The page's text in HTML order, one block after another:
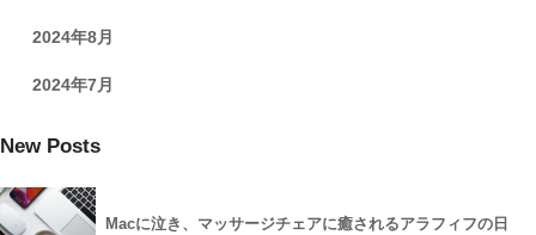
2024年8月
2024年7月
New Posts
Macに泣き、マッサージチェアに癒されるアラフィフの日